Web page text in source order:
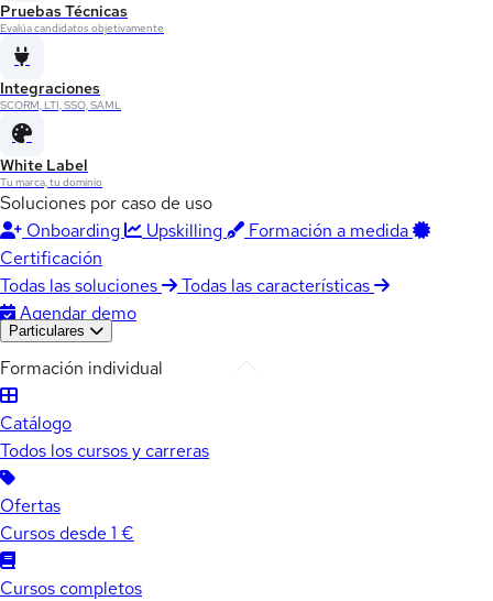
Pruebas Técnicas
Evalúa candidatos objetivamente
Integraciones
SCORM, LTI, SSO, SAML
White Label
Tu marca, tu dominio
Soluciones por caso de uso
Onboarding
Upskilling
Formación a medida
Certificación
Todas las soluciones
Todas las características
Agendar demo
Particulares
Formación individual
Catálogo
Todos los cursos y carreras
Ofertas
Cursos desde 1 €
Cursos completos